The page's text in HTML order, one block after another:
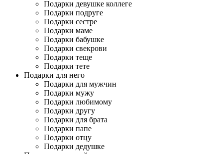
Подарки девушке коллеге
Подарки подруге
Подарки сестре
Подарки маме
Подарки бабушке
Подарки свекрови
Подарки теще
Подарки тете
Подарки для него
Подарки для мужчин
Подарки мужу
Подарки любимому
Подарки другу
Подарки для брата
Подарки папе
Подарки отцу
Подарки дедушке